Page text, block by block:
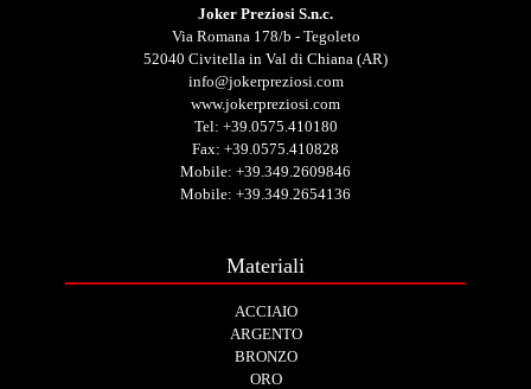
Joker Preziosi S.n.c.
Via Romana 178/b - Tegoleto
52040 Civitella in Val di Chiana (AR)
info@jokerpreziosi.com
www.jokerpreziosi.com
Tel: +39.0575.410180
Fax: +39.0575.410828
Mobile: +39.349.2609846
Mobile: +39.349.2654136
Materiali
ACCIAIO
ARGENTO
BRONZO
ORO